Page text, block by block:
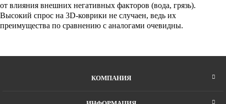
от влияния внешних негативных факторов (вода, грязь).
Высокий спрос на 3D-коврики не случаен, ведь их
преимущества по сравнению с аналогами очевидны.
КОМПАНИЯ